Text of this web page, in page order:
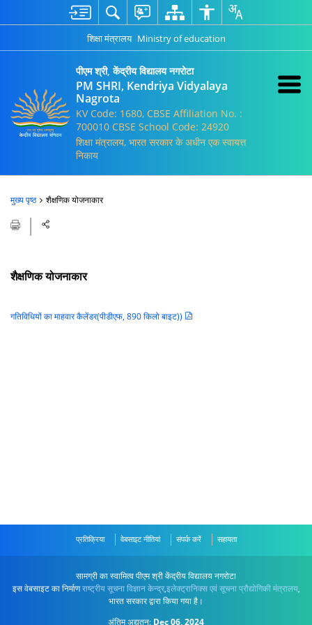
शिक्षा मंत्रालय Ministry of education
पीएम श्री, केंद्रीय विद्यालय नगरोटा
PM SHRI, Kendriya Vidyalaya
Nagrota
KV Code: 1680, CBSE Affiliation No. :
700010 CBSE School Code: 24920
शिक्षा मंत्रालय, भारत सरकार के अधीन एक स्वायत्त
निकाय
मुख्य पृष्ठ शैक्षणिक योजनाकार
शैक्षणिक योजनाकार
गतिविधियों का माहवार कैलेंडर(पीडीएफ, 890 किलो बाइट))
प्रतिक्रिया वेबसाइट नीतियां संपर्क करें सहायता
सामग्री का स्वामित्व पीएम श्री केंद्रीय विद्यालय नगरोटा
इस वेबसाइट का निर्माणराष्ट्रीय सूचना विज्ञान केन्द्र,इलेक्ट्रानिक्स एवं सूचना प्रौद्योगिकी मंत्रालय,
भारत सरकार द्वारा किया गया है।
अंतिम अद्यतन: Dec 06, 2024